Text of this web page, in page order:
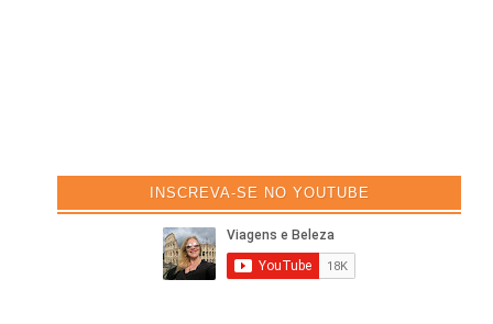
INSCREVA-SE NO YOUTUBE